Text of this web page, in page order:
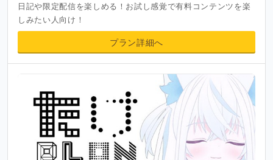
日記や限定配信を楽しめる！お試し感覚で有料コンテンツを楽
しみたい人向け！
プラン詳細へ